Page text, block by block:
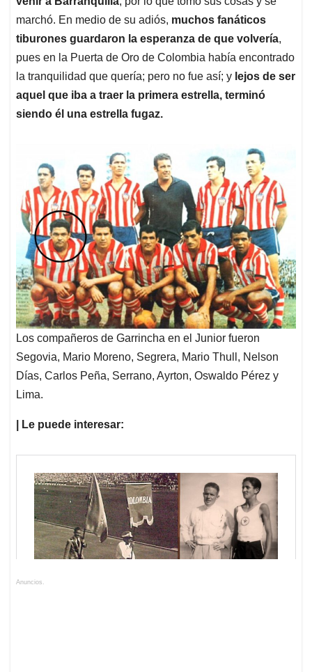
marchó. En medio de su adiós, muchos fanáticos
tiburones guardaron la esperanza de que volvería,
pues en la Puerta de Oro de Colombia había encontrado
la tranquilidad que quería; pero no fue así; y lejos de ser
aquel que iba a traer la primera estrella, terminó
siendo él una estrella fugaz.
Los compañeros de Garrincha en el Junior fueron
Segovia, Mario Moreno, Segrera, Mario Thull, Nelson
Días, Carlos Peña, Serrano, Ayrton, Oswaldo Pérez y
Lima.
| Le puede interesar:
Anuncios.